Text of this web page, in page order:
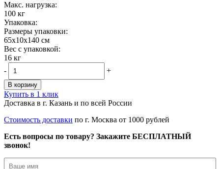
Maкс. нагрузка:
100 кг
Упаковка:
Размеры упаковки:
65x10x140 см
Вес с упаковкой:
16 кг
-
+
В корзину
Купить в 1 клик
Доставка в г. Казань и по всей России
Стоимость доставки по г. Москва от 1000 рублей
Есть вопросы по товару? Закажите БЕСПЛАТНЫЙ
звонок!